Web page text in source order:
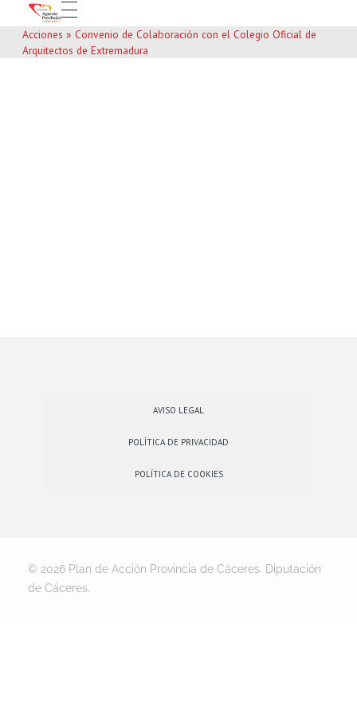
Acciones » Convenio de Colaboración con el Colegio Oficial de
Arquitectos de Extremadura
AVISO LEGAL
POLÍTICA DE PRIVACIDAD
POLÍTICA DE COOKIES
© 2026 Plan de Acción Provincia de Cáceres. Diputación
de Cáceres.